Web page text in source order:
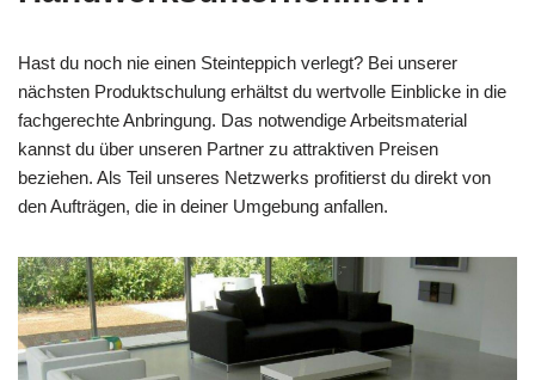
Hast du noch nie einen Steinteppich verlegt? Bei unserer
nächsten Produktschulung erhältst du wertvolle Einblicke in die
fachgerechte Anbringung. Das notwendige Arbeitsmaterial
kannst du über unseren Partner zu attraktiven Preisen
beziehen. Als Teil unseres Netzwerks profitierst du direkt von
den Aufträgen, die in deiner Umgebung anfallen.